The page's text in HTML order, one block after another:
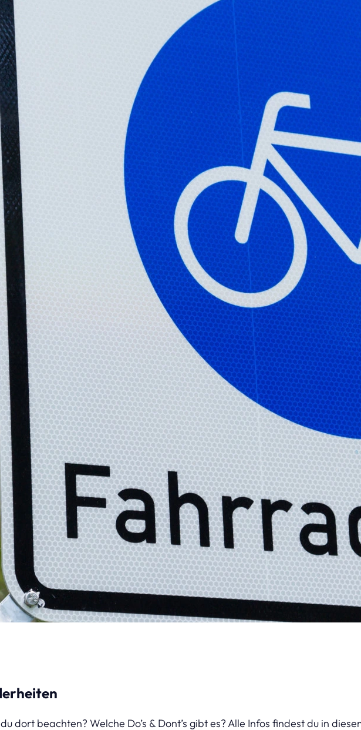
dort beachten? Welche Do’s & Dont’s gibt es? Alle Infos findest du in